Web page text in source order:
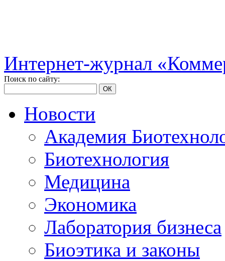
Интернет-журнал
Поиск по сайту:
ОК
Новости
Академия
Биотехнология
Медицина
Экономика
Лаборатория бизнеса
Биоэтика и законы